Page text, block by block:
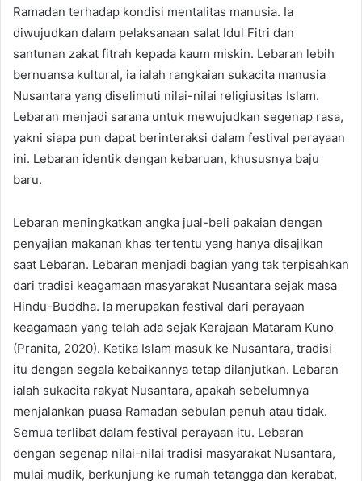
Ramadan terhadap kondisi mentalitas manusia. Ia
diwujudkan dalam pelaksanaan salat Idul Fitri dan
santunan zakat fitrah kepada kaum miskin. Lebaran lebih
bernuansa kultural, ia ialah rangkaian sukacita manusia
Nusantara yang diselimuti nilai-nilai religiusitas Islam.
Lebaran menjadi sarana untuk mewujudkan segenap rasa,
yakni siapa pun dapat berinteraksi dalam festival perayaan
ini. Lebaran identik dengan kebaruan, khususnya baju
baru.
Lebaran meningkatkan angka jual-beli pakaian dengan
penyajian makanan khas tertentu yang hanya disajikan
saat Lebaran. Lebaran menjadi bagian yang tak terpisahkan
dari tradisi keagamaan masyarakat Nusantara sejak masa
Hindu-Buddha. Ia merupakan festival dari perayaan
keagamaan yang telah ada sejak Kerajaan Mataram Kuno
(Pranita, 2020). Ketika Islam masuk ke Nusantara, tradisi
itu dengan segala kebaikannya tetap dilanjutkan. Lebaran
ialah sukacita rakyat Nusantara, apakah sebelumnya
menjalankan puasa Ramadan sebulan penuh atau tidak.
Semua terlibat dalam festival perayaan itu. Lebaran
dengan segenap nilai-nilai tradisi masyarakat Nusantara,
mulai mudik, berkunjung ke rumah tetangga dan kerabat,